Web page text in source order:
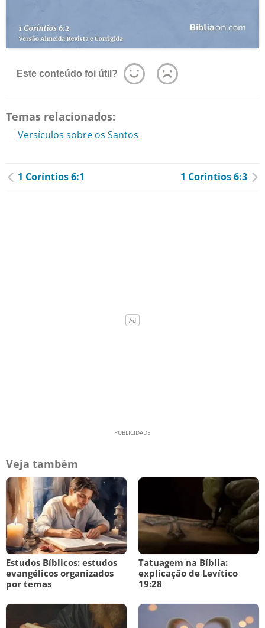
Este conteúdo foi útil?
Temas relacionados:
Versículos sobre os Santos
1 Coríntios 6:1 1 Coríntios 6:3
Veja também
Estudos Bíblicos: estudos
evangélicos organizados
por temas
Tatuagem na Bíblia:
explicação de Levítico
19:28